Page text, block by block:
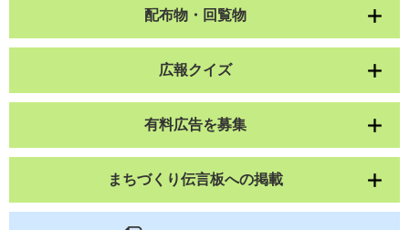
配布物・回覧物
広報クイズ
有料広告を募集
まちづくり伝言板への掲載